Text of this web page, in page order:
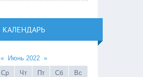
КАЛЕНДАРЬ
« Июнь 2022 »
Ср Чт Пт Сб Вс